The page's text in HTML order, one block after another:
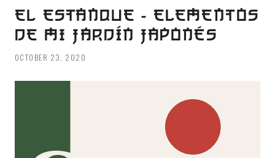
EL ESTANQUE - ELEMENTOS
DE MI JARDÍN JAPONÉS
OCTOBER 23, 2020